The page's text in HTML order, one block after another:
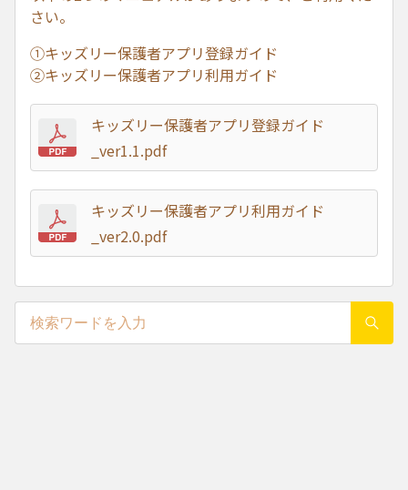
さい。
①キッズリー保護者アプリ登録ガイド
②キッズリー保護者アプリ利用ガイド
キッズリー保護者アプリ登録ガイド
_ver1.1.pdf
キッズリー保護者アプリ利用ガイド
_ver2.0.pdf